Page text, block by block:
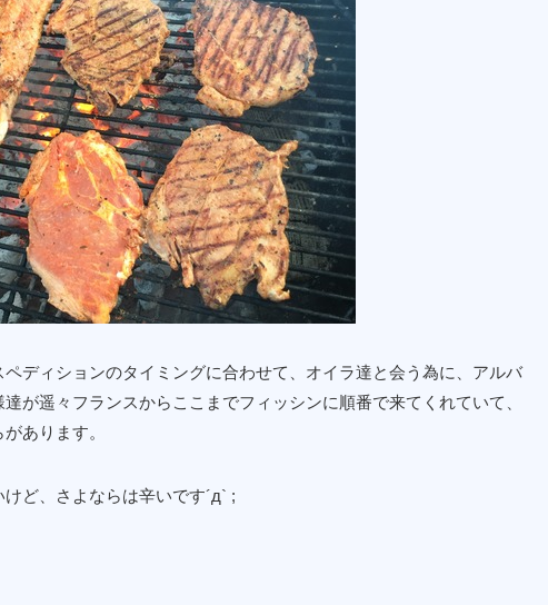
ディションのタイミングに合わせて、オイラ達と会う為に、アルバ
が遥々フランスからここまでフィッシンに順番で来てくれていて、
あります。
ど、さよならは辛いです´д` ;